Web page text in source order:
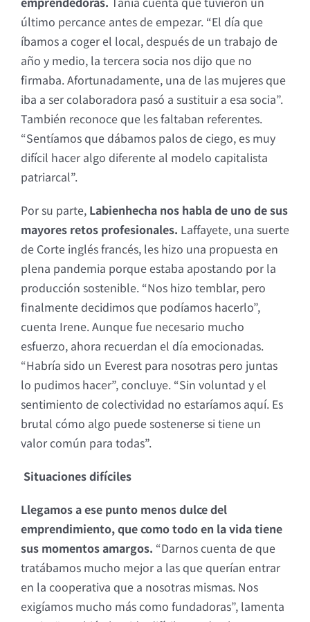
último percance antes de empezar. “El día que
íbamos a coger el local, después de un trabajo de
año y medio, la tercera socia nos dijo que no
firmaba. Afortunadamente, una de las mujeres que
iba a ser colaboradora pasó a sustituir a esa socia”.
También reconoce que les faltaban referentes.
“Sentíamos que dábamos palos de ciego, es muy
difícil hacer algo diferente al modelo capitalista
patriarcal”.
Por su parte, Labienhecha nos habla de uno de sus
mayores retos profesionales. Laffayete, una suerte
de Corte inglés francés, les hizo una propuesta en
plena pandemia porque estaba apostando por la
producción sostenible. “Nos hizo temblar, pero
finalmente decidimos que podíamos hacerlo”,
cuenta Irene. Aunque fue necesario mucho
esfuerzo, ahora recuerdan el día emocionadas.
“Habría sido un Everest para nosotras pero juntas
lo pudimos hacer”, concluye. “Sin voluntad y el
sentimiento de colectividad no estaríamos aquí. Es
brutal cómo algo puede sostenerse si tiene un
valor común para todas”.
Situaciones difíciles
Llegamos a ese punto menos dulce del
emprendimiento, que como todo en la vida tiene
sus momentos amargos. “Darnos cuenta de que
tratábamos mucho mejor a las que querían entrar
en la cooperativa que a nosotras mismas. Nos
exigíamos mucho más como fundadoras”, lamenta